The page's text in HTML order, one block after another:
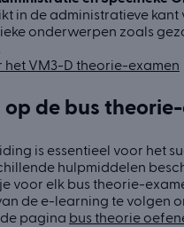
in de administratieve
onderwerpen zoals
het VM3-D theorie-examen
de bus
is essentieel voor het
hulpmiddelen
voor elk bus theorie-
de e-learning te volgen
pagina bus theorie